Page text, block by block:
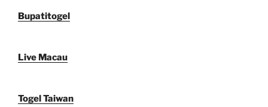
Bupatitogel
Live Macau
Togel Taiwan